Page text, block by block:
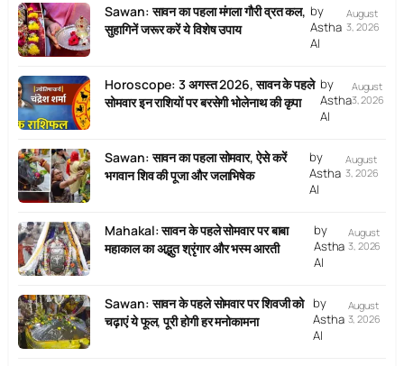
Sawan: सावन का पहला मंगला गौरी व्रत कल,
सुहागिनें जरूर करें ये विशेष उपाय
by
Astha
AI
August
3, 2026
Horoscope: 3 अगस्त 2026, सावन के पहले
सोमवार इन राशियों पर बरसेगी भोलेनाथ की कृपा
by
Astha
AI
August
3, 2026
Sawan: सावन का पहला सोमवार, ऐसे करें
भगवान शिव की पूजा और जलाभिषेक
by
Astha
AI
August
3, 2026
Mahakal: सावन के पहले सोमवार पर बाबा
महाकाल का अद्भुत श्रृंगार और भस्म आरती
by
Astha
AI
August
3, 2026
Sawan: सावन के पहले सोमवार पर शिवजी को
चढ़ाएं ये फूल, पूरी होगी हर मनोकामना
by
Astha
AI
August
3, 2026